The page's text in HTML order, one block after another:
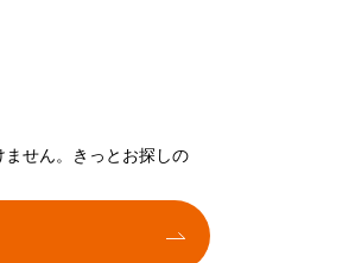
せん。きっとお探しの